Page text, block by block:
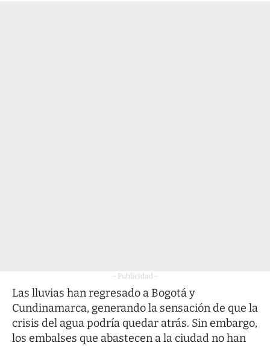
- Publicidad -
Las lluvias han regresado a Bogotá y
Cundinamarca, generando la sensación de que la
crisis del agua podría quedar atrás. Sin embargo,
los embalses que abastecen a la ciudad no han